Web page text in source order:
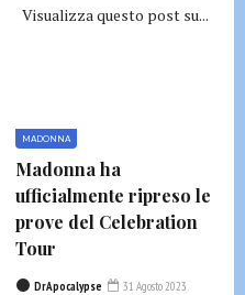
Visualizza questo post su...
MADONNA
Madonna ha
ufficialmente ripreso le
prove del Celebration
Tour
DrApocalypse 31 Agosto 2023